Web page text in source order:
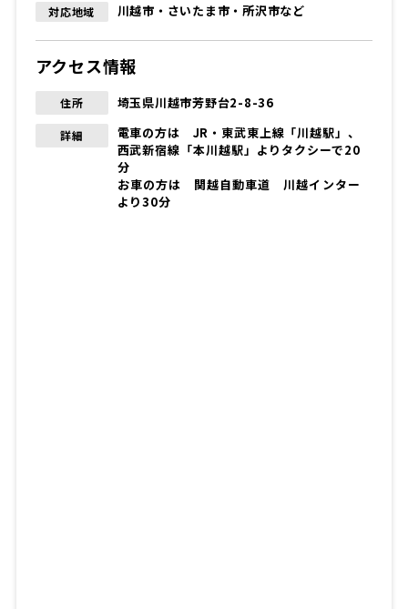
対応地域 川越市・さいたま市・所沢市など
アクセス情報
住所 埼玉県川越市芳野台2-8-36
詳細
電車の方は JR・東武東上線「川越駅」、
西武新宿線「本川越駅」よりタクシーで20
分
お車の方は 関越自動車道 川越インター
より30分